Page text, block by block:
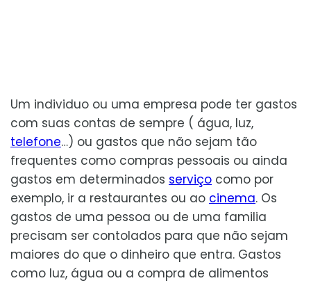
Um individuo ou uma empresa pode ter gastos
com suas contas de sempre ( água, luz,
telefone…) ou gastos que não sejam tão
frequentes como compras pessoais ou ainda
gastos em determinados serviço como por
exemplo, ir a restaurantes ou ao cinema. Os
gastos de uma pessoa ou de uma familia
precisam ser contolados para que não sejam
maiores do que o dinheiro que entra. Gastos
como luz, água ou a compra de alimentos